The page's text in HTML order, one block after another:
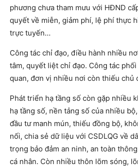
phương chưa tham mưu với HĐND
quyết về miễn, giảm phí, lệ phí thực
trực tuyến…
Công tác chỉ đạo, điều hành nhiều
tâm, quyết liệt chỉ đạo. Công tác
quan, đơn vị nhiều nơi còn thiếu chủ
Phát triển hạ tầng số còn gặp nhiều
hạ tầng số, nền tảng số của nhiều
đầu tư manh mún, thiếu đồng bộ,
nối, chia sẻ dữ liệu với CSDLQG về
trọng bảo đảm an ninh, an toàn
cá nhân. Còn nhiều thôn lõm sóng,